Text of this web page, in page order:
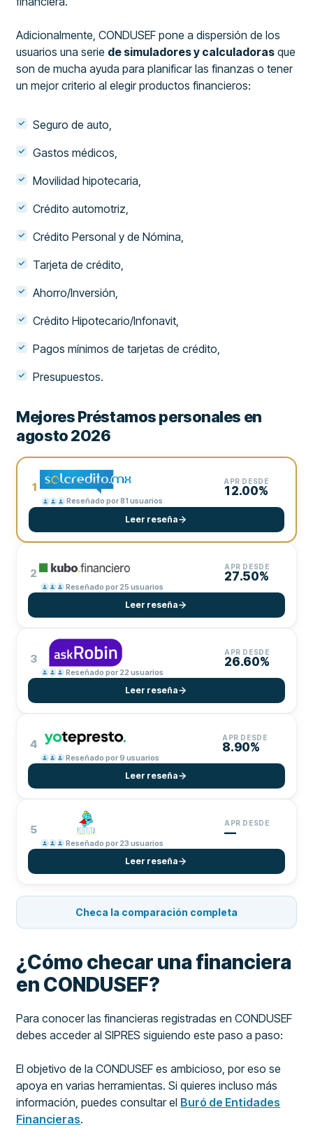
Adicionalmente, CONDUSEF pone a dispersión de los
usuarios una serie de simuladores y calculadoras que
son de mucha ayuda para planificar las finanzas o tener
un mejor criterio al elegir productos financieros:
Seguro de auto,
Gastos médicos,
Movilidad hipotecaria,
Crédito automotriz,
Crédito Personal y de Nómina,
Tarjeta de crédito,
Ahorro/Inversión,
Crédito Hipotecario/Infonavit,
Pagos mínimos de tarjetas de crédito,
Presupuestos.
Mejores Préstamos personales en
agosto 2026
1
Reseñado por 81 usuarios
APR DESDE
12.00%
Leer reseña
2
Reseñado por 25 usuarios
APR DESDE
27.50%
Leer reseña
3
Reseñado por 22 usuarios
APR DESDE
26.60%
Leer reseña
4
Reseñado por 9 usuarios
APR DESDE
8.90%
Leer reseña
5
Reseñado por 23 usuarios
APR DESDE
—
Leer reseña
Checa la comparación completa
¿Cómo checar una financiera
en CONDUSEF?
Para conocer las financieras registradas en CONDUSEF
debes acceder al SIPRES siguiendo este paso a paso:
El objetivo de la CONDUSEF es ambicioso, por eso se
apoya en varias herramientas. Si quieres incluso más
información, puedes consultar el Buró de Entidades
Financieras.